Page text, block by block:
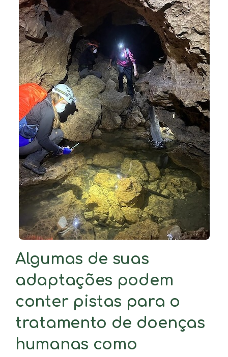
Algumas de suas
adaptações podem
conter pistas para o
tratamento de doenças
humanas como